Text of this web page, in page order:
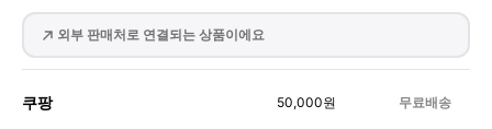
외부 판매처로 연결되는 상품이에요
쿠팡 50,000원 무료배송